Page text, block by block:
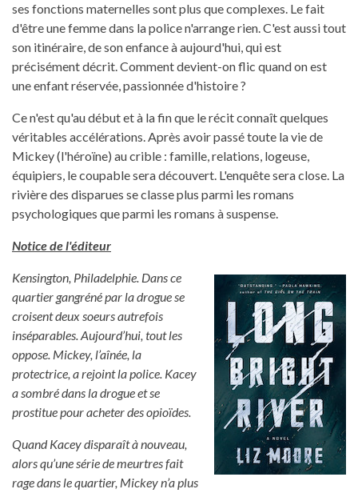
ses fonctions maternelles sont plus que complexes. Le fait
d'être une femme dans la police n'arrange rien. C'est aussi tout
son itinéraire, de son enfance à aujourd'hui, qui est
précisément décrit. Comment devient-on flic quand on est
une enfant réservée, passionnée d'histoire ?
Ce n'est qu'au début et à la fin que le récit connaît quelques
véritables accélérations. Après avoir passé toute la vie de
Mickey (l'héroïne) au crible : famille, relations, logeuse,
équipiers, le coupable sera découvert. L'enquête sera close. La
rivière des disparues se classe plus parmi les romans
psychologiques que parmi les romans à suspense.
Notice de l'éditeur
Kensington, Philadelphie. Dans ce
quartier gangréné par la drogue se
croisent deux soeurs autrefois
inséparables. Aujourd’hui, tout les
oppose. Mickey, l’aînée, la
protectrice, a rejoint la police. Kacey
a sombré dans la drogue et se
prostitue pour acheter des opioïdes.
Quand Kacey disparaît à nouveau,
alors qu’une série de meurtres fait
rage dans le quartier, Mickey n’a plus